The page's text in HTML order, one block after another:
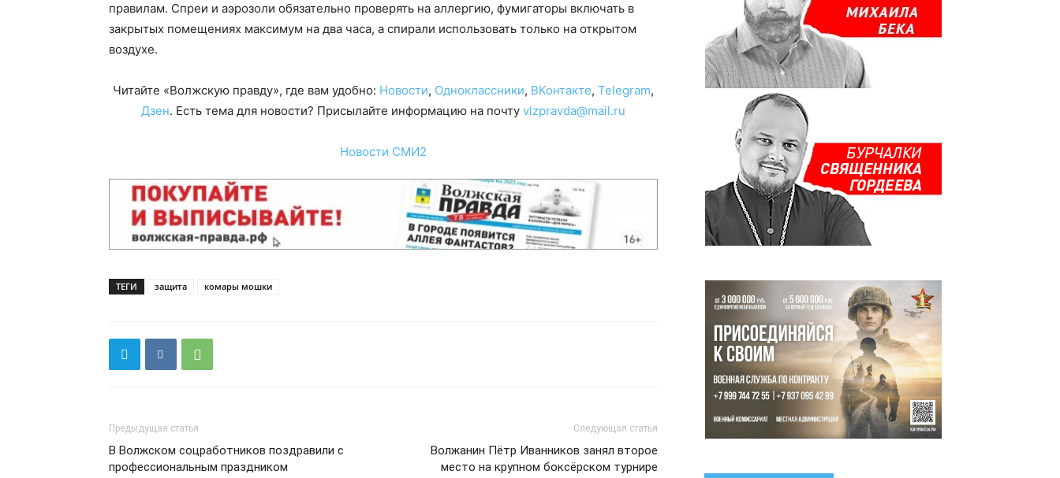
правилам. Спреи и аэрозоли обязательно проверять на аллергию, фумигаторы включать в
закрытых помещениях максимум на два часа, а спирали использовать только на открытом
воздухе.
Читайте «Волжскую правду», где вам удобно: Новости, Одноклассники, ВКонтакте, Telegram,
Дзен. Есть тема для новости? Присылайте информацию на почту vlzpravda@mail.ru
Новости СМИ2
ТЕГИ защита комары мошки
Предыдущая статья
В Волжском соцработников поздравили с
профессиональным праздником
Следующая статья
Волжанин Пётр Иванников занял второе
место на крупном боксёрском турнире